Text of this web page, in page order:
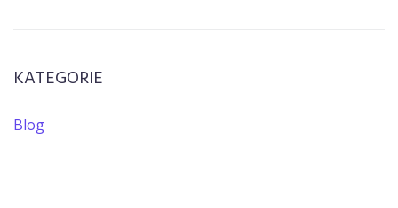
KATEGORIE
Blog